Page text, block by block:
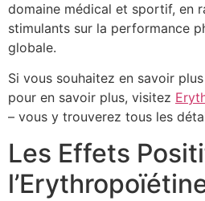
domaine médical et sportif, en
stimulants sur la performance
globale.
Si vous souhaitez en savoir
pour en savoir plus, visitez
– vous y trouverez tous les
Les Effets